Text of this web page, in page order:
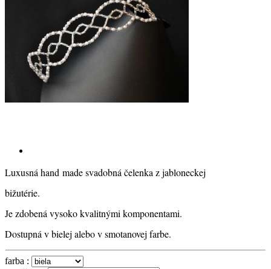
Luxusná hand made svadobná čelenka z jabloneckej
bižutérie.
Je zdobená vysoko kvalitnými komponentami.
Dostupná v bielej alebo v smotanovej farbe.
farba :